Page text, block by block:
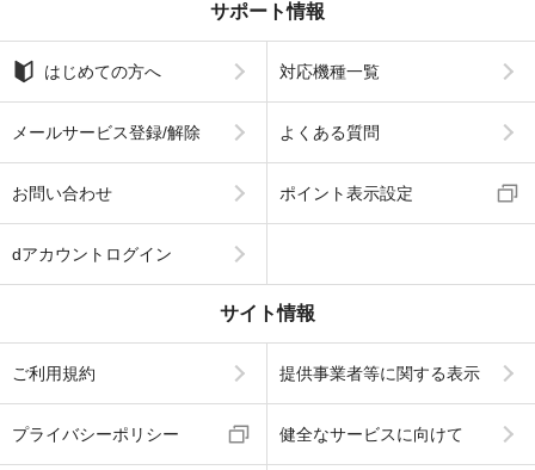
サポート情報
はじめての方へ 対応機種一覧
メールサービス登録/解除 よくある質問
お問い合わせ ポイント表示設定
dアカウントログイン
サイト情報
ご利用規約 提供事業者等に関する表示
プライバシーポリシー 健全なサービスに向けて